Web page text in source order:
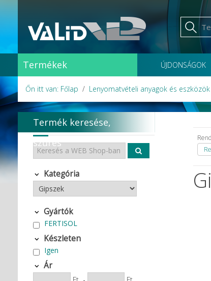
Termékek ÚJDONSÁGOK
Őn itt van: Főlap Lenyomatvételi anyagok és eszközök
Termék keresése,
szűrés
Kategória
Gyártók
FERTISOL
Készleten
Igen
Ár